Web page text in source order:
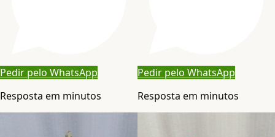
Pedir pelo WhatsApp
Resposta em minutos
Pedir pelo WhatsApp
Resposta em minutos